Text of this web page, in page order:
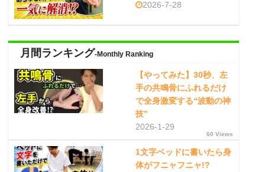
2026-7-28
月間ランキング-Monthly Ranking
【やってみた】30秒、左
手の共鳴骨にふれるだけ
で全身激変する“波動の神
技”
2026-1-29
60 Views
1文字ベッドに書いたら身
体がフニャフニャ!?